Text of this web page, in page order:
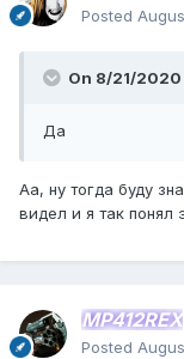
Posted
On 8/21/2020
Да
Аа, ну тогда буду
видел и я так понял
MP412REX
Posted